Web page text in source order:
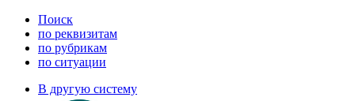
Поиск
по реквизитам
по рубрикам
по ситуации
В другую систему